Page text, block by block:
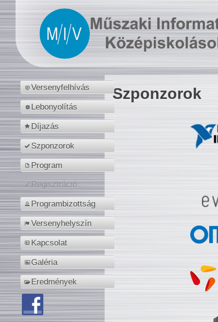
Versenyfelhívás
Lebonyolítás
Díjazás
Szponzorok
Program
Regisztráció
Programbizottság
Versenyhelyszín
Kapcsolat
Galéria
Eredmények
Szponzorok